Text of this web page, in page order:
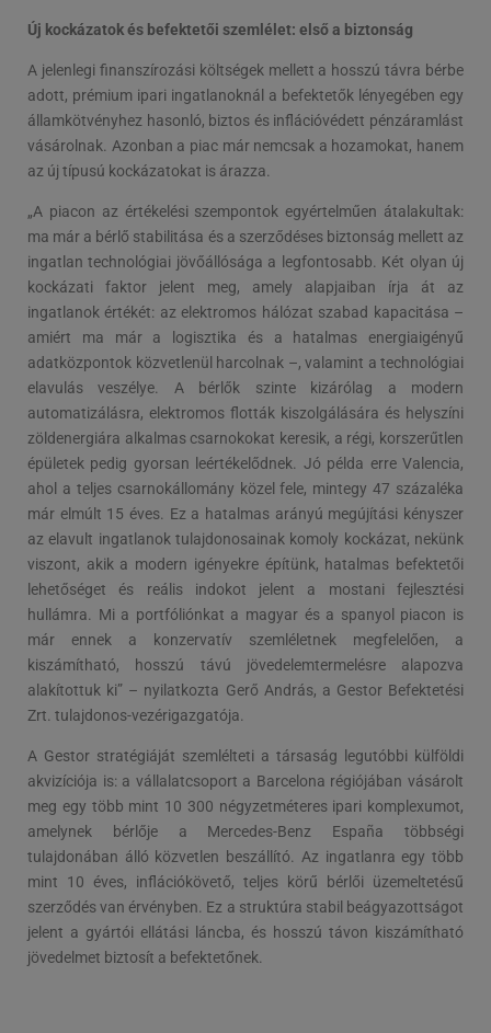
Új kockázatok és befektetői szemlélet: első a biztonság
A jelenlegi finanszírozási költségek mellett a hosszú távra bérbe
adott, prémium ipari ingatlanoknál a befektetők lényegében egy
államkötvényhez hasonló, biztos és inflációvédett pénzáramlást
vásárolnak. Azonban a piac már nemcsak a hozamokat, hanem
az új típusú kockázatokat is árazza.
„A piacon az értékelési szempontok egyértelműen átalakultak:
ma már a bérlő stabilitása és a szerződéses biztonság mellett az
ingatlan technológiai jövőállósága a legfontosabb. Két olyan új
kockázati faktor jelent meg, amely alapjaiban írja át az
ingatlanok értékét: az elektromos hálózat szabad kapacitása –
amiért ma már a logisztika és a hatalmas energiaigényű
adatközpontok közvetlenül harcolnak –, valamint a technológiai
elavulás veszélye. A bérlők szinte kizárólag a modern
automatizálásra, elektromos flották kiszolgálására és helyszíni
zöldenergiára alkalmas csarnokokat keresik, a régi, korszerűtlen
épületek pedig gyorsan leértékelődnek. Jó példa erre Valencia,
ahol a teljes csarnokállomány közel fele, mintegy 47 százaléka
már elmúlt 15 éves. Ez a hatalmas arányú megújítási kényszer
az elavult ingatlanok tulajdonosainak komoly kockázat, nekünk
viszont, akik a modern igényekre építünk, hatalmas befektetői
lehetőséget és reális indokot jelent a mostani fejlesztési
hullámra. Mi a portfóliónkat a magyar és a spanyol piacon is
már ennek a konzervatív szemléletnek megfelelően, a
kiszámítható, hosszú távú jövedelemtermelésre alapozva
alakítottuk ki” – nyilatkozta Gerő András, a Gestor Befektetési
Zrt. tulajdonos-vezérigazgatója.
A Gestor stratégiáját szemlélteti a társaság legutóbbi külföldi
akvizíciója is: a vállalatcsoport a Barcelona régiójában vásárolt
meg egy több mint 10 300 négyzetméteres ipari komplexumot,
amelynek bérlője a Mercedes-Benz España többségi
tulajdonában álló közvetlen beszállító. Az ingatlanra egy több
mint 10 éves, inflációkövető, teljes körű bérlői üzemeltetésű
szerződés van érvényben. Ez a struktúra stabil beágyazottságot
jelent a gyártói ellátási láncba, és hosszú távon kiszámítható
jövedelmet biztosít a befektetőnek.